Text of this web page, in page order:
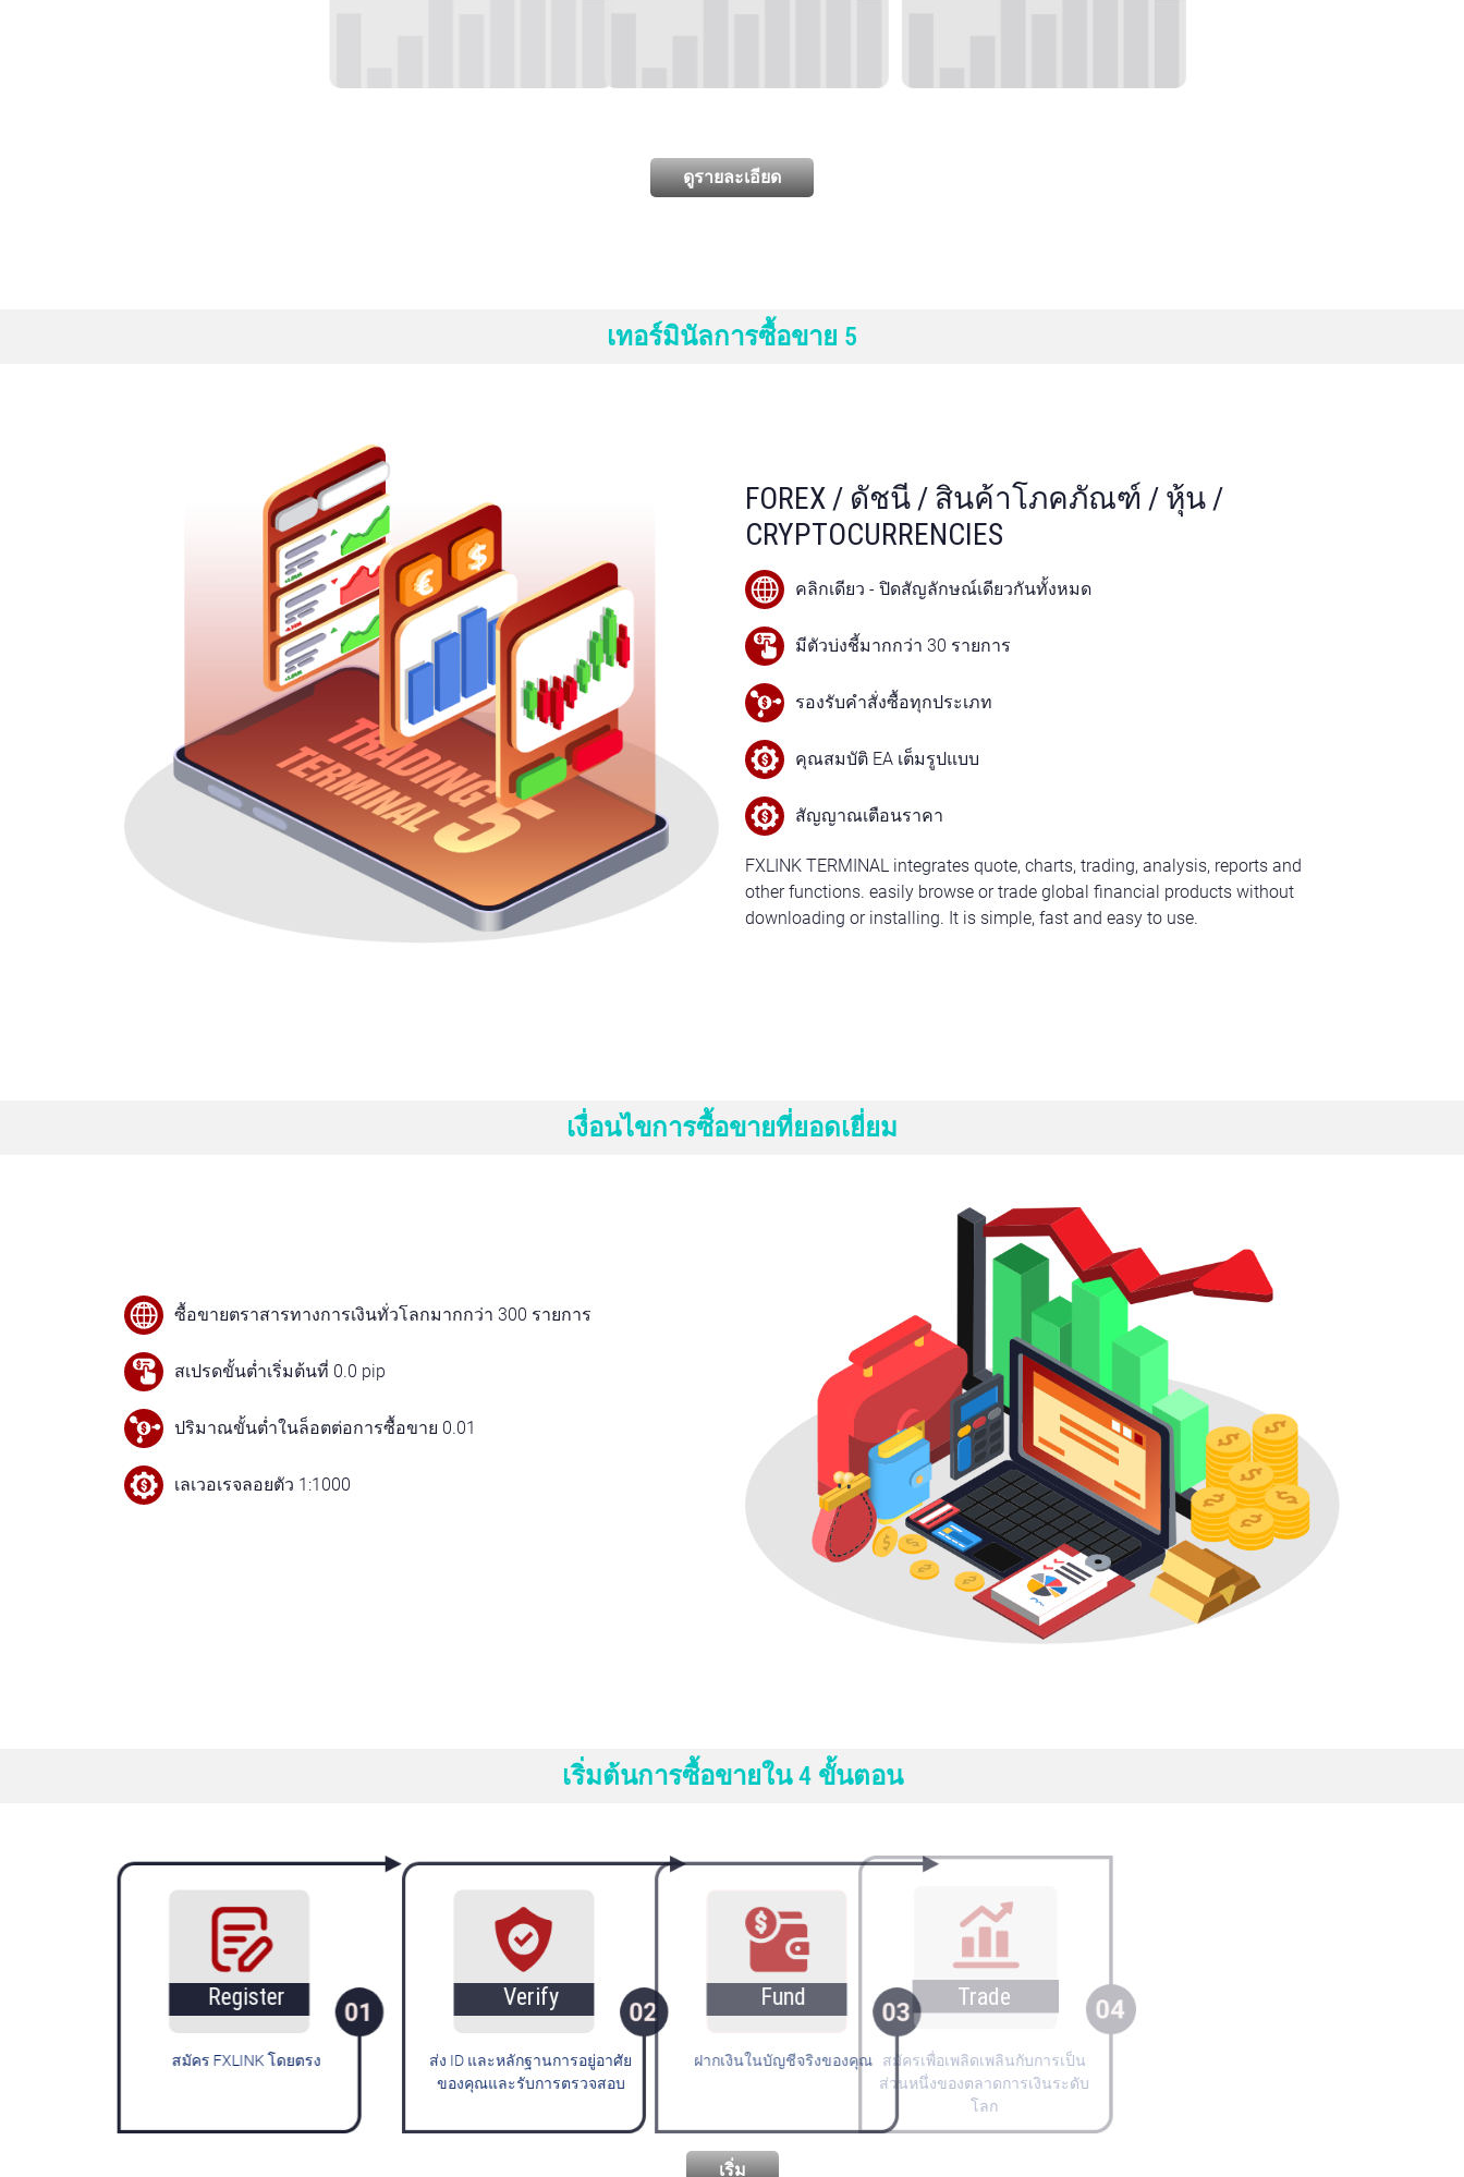
ดูรายละเอียด
เทอร์มินัลการซื้อขาย 5
FOREX / ดัชนี / สินค้าโภคภัณฑ์ / หุ้น /
CRYPTOCURRENCIES
คลิกเดียว - ปิดสัญลักษณ์เดียวกันทั้งหมด
มีตัวบ่งชี้มากกว่า 30 รายการ
รองรับคำสั่งซื้อทุกประเภท
คุณสมบัติ EA เต็มรูปแบบ
สัญญาณเตือนราคา
FXLINK TERMINAL integrates quote, charts, trading, analysis, reports and
other functions. easily browse or trade global financial products without
downloading or installing. It is simple, fast and easy to use.
เงื่อนไขการซื้อขายที่ยอดเยี่ยม
ซื้อขายตราสารทางการเงินทั่วโลกมากกว่า 300 รายการ
สเปรดขั้นต่ำเริ่มต้นที่ 0.0 pip
ปริมาณขั้นต่ำในล็อตต่อการซื้อขาย 0.01
เลเวอเรจลอยตัว 1:1000
เริ่มต้นการซื้อขายใน 4 ขั้นตอน
Register
สมัคร FXLINK โดยตรง
Verify
ส่ง ID และหลักฐานการอยู่อาศัย
ของคุณและรับการตรวจสอบ
Fund
ฝากเงินในบัญชีจริงของคุณ
สมัครเพื่อเพลิดเพลินกับการเป็น
ส่วนหนึ่งของตลาดการเงินระดับ
เริ่ม